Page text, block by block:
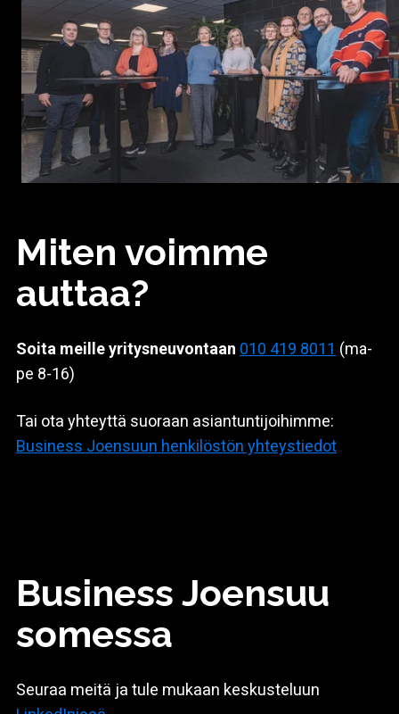
Miten voimme
auttaa?
Soita meille yritysneuvontaan 010 419 8011 (ma-
pe 8-16)
Tai ota yhteyttä suoraan asiantuntijoihimme:
Business Joensuun henkilöstön yhteystiedot
Business Joensuu
somessa
Seuraa meitä ja tule mukaan keskusteluun